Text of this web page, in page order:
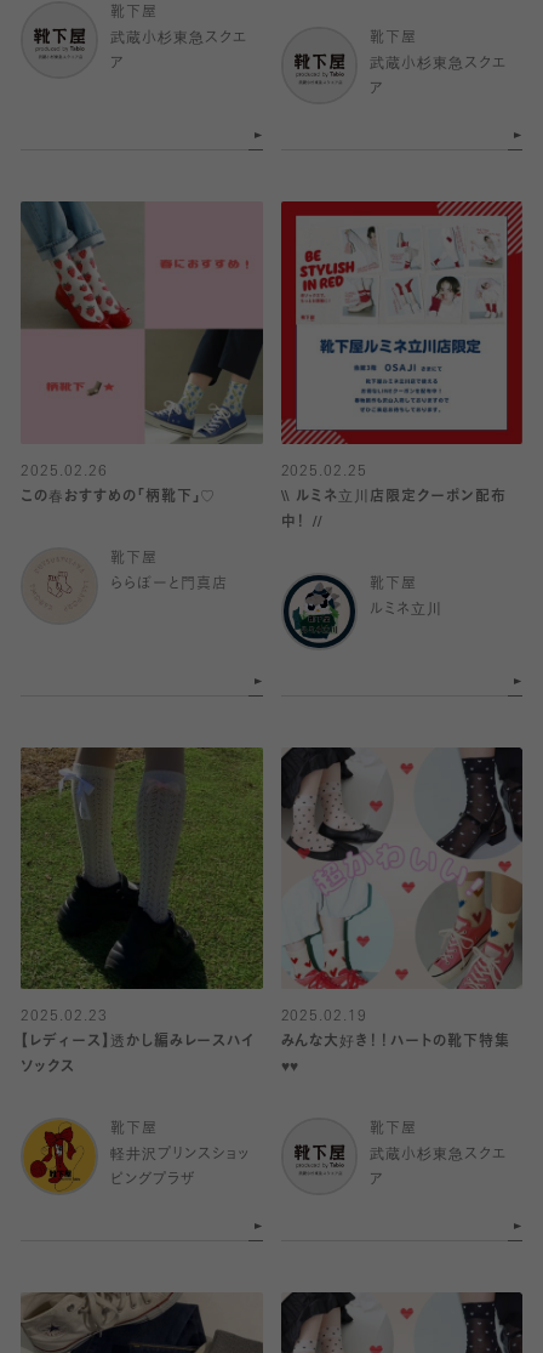
靴下屋
武蔵小杉東急スクエ
ア
靴下屋
武蔵小杉東急スクエ
ア
2025.02.26
この春おすすめの「柄靴下」♡
靴下屋
ららぽーと門真店
2025.02.25
\\ ルミネ立川店限定クーポン配布
中！ //
靴下屋
ルミネ立川
2025.02.23
【レディース】透かし編みレースハイ
ソックス
靴下屋
軽井沢プリンスショッ
ピングプラザ
2025.02.19
みんな大好き！！ハートの靴下特集
♥️♥️
靴下屋
武蔵小杉東急スクエ
ア